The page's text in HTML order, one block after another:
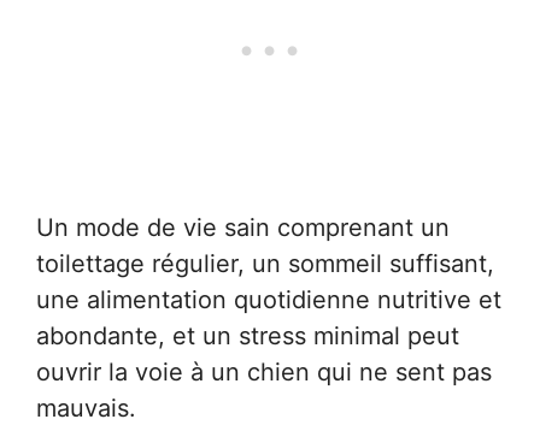
Un mode de vie sain comprenant un
toilettage régulier, un sommeil suffisant,
une alimentation quotidienne nutritive et
abondante, et un stress minimal peut
ouvrir la voie à un chien qui ne sent pas
mauvais.